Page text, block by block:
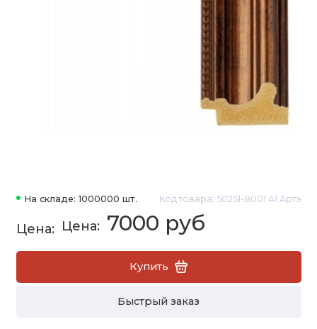
На складе: 1000000 шт. Код товара: 50251-8001 А1 Артэ
7000 руб
Купить
Быстрый заказ